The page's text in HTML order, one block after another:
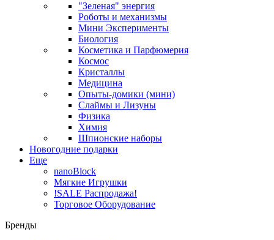
"Зеленая" энергия
Роботы и механизмы
Мини Эксперименты
Биология
Косметика и Парфюмерия
Космос
Кристаллы
Медицина
Опыты-домики (мини)
Слаймы и Лизуны
Физика
Химия
Шпионские наборы
Новогодние подарки
Еще
nanoBlock
Мягкие Игрушки
!SALE Распродажа!
Торговое Оборудование
Бренды